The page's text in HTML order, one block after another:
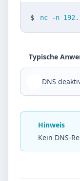
$ nc -n
Typische
DNS
Hinweis
Kein DNS-